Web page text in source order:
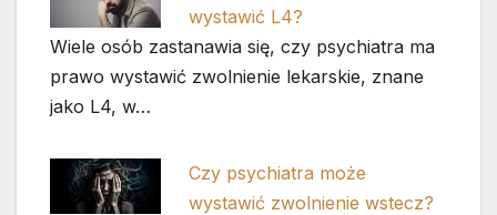
wystawić L4?
Wiele osób zastanawia się, czy psychiatra ma
prawo wystawić zwolnienie lekarskie, znane
jako L4, w…
Czy psychiatra może
wystawić zwolnienie wstecz?